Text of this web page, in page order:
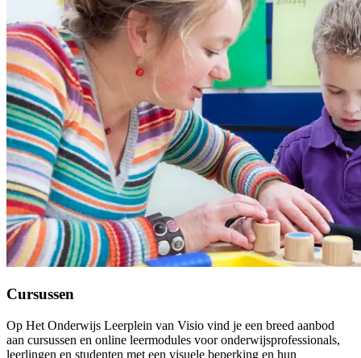
Cursussen
Op Het Onderwijs Leerplein van Visio vind je een breed aanbod
aan cursussen en online leermodules voor onderwijsprofessionals,
leerlingen en studenten met een visuele beperking en hun